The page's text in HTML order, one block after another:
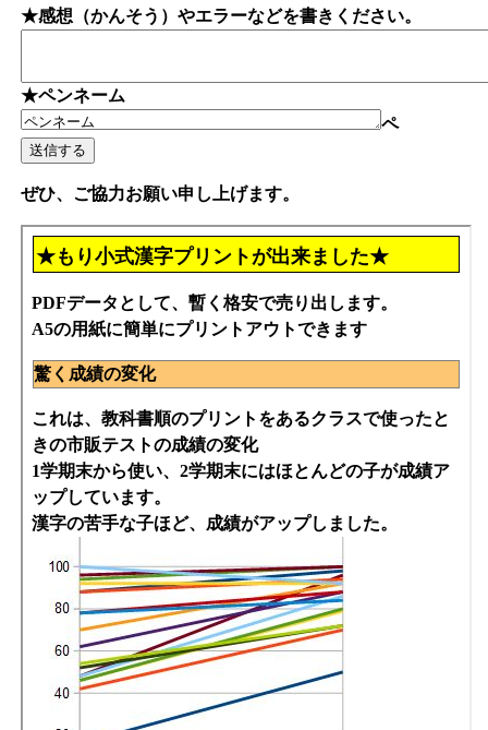
★感想（かんそう）やエラーなどを書きください。
★ペンネーム
ペ
ぜひ、ご協力お願い申し上げます。